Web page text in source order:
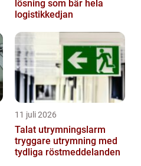
lösning som bär hela
logistikkedjan
11 juli 2026
Talat utrymningslarm
tryggare utrymning med
tydliga röstmeddelanden